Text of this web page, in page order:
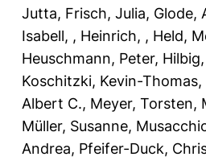
Jutta, Frisch, Julia, Glode,
Isabell, , Heinrich, , Held,
Heuschmann, Peter,
Koschitzki, Kevin-Thomas,
Albert C., Meyer, Torsten,
Müller, Susanne,
Andrea, Pfeifer-Duck,